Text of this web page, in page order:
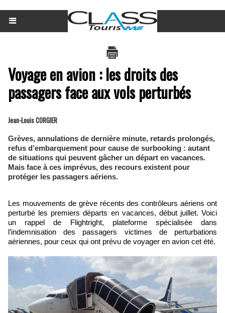
Voyage en avion : les droits des
passagers face aux vols perturbés
Jean-Louis CORGIER
Grèves, annulations de dernière minute, retards prolongés,
refus d’embarquement pour cause de surbooking : autant
de situations qui peuvent gâcher un départ en vacances.
Mais face à ces imprévus, des recours existent pour
protéger les passagers aériens.
Les mouvements de grève récents des contrôleurs aériens ont
perturbé les premiers départs en vacances, début juillet. Voici
un rappel de Flightright, plateforme spécialisée dans
l’indemnisation des passagers victimes de perturbations
aériennes, pour ceux qui ont prévu de voyager en avion cet été.